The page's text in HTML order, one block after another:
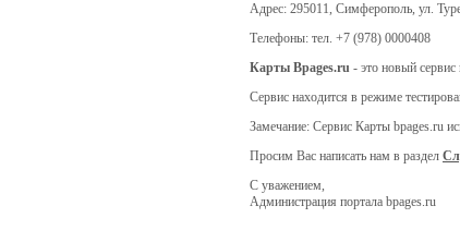
Адрес: 295011, Симферополь, ул.
Телефоны: тел. +7 (978) 0000408
Карты Bpages.ru - это новый
Сервис находится в режиме
Замечание: Сервис Карты bpages.ru
Просим Вас написать нам в раздел
С уважением,
Администрация портала bpages.ru